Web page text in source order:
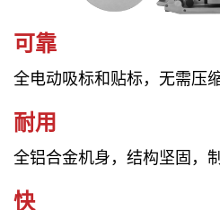
可靠
全电动吸标和贴标，无需压
耐用
全铝合金机身，结构坚固，
快